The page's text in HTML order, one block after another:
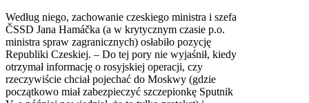
Według niego, zachowanie czeskiego ministra i szefa
ČSSD Jana Hamáčka (a w krytycznym czasie p.o.
ministra spraw zagranicznych) osłabiło pozycję
Republiki Czeskiej. – Do tej pory nie wyjaśnił, kiedy
otrzymał informację o rosyjskiej operacji, czy
rzeczywiście chciał pojechać do Moskwy (gdzie
początkowo miał zabezpieczyć szczepionkę Sputnik